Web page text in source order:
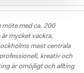
möte med ca. 200
mycket vackra,
mest centrala
kreativ och
är omöjligt och allting